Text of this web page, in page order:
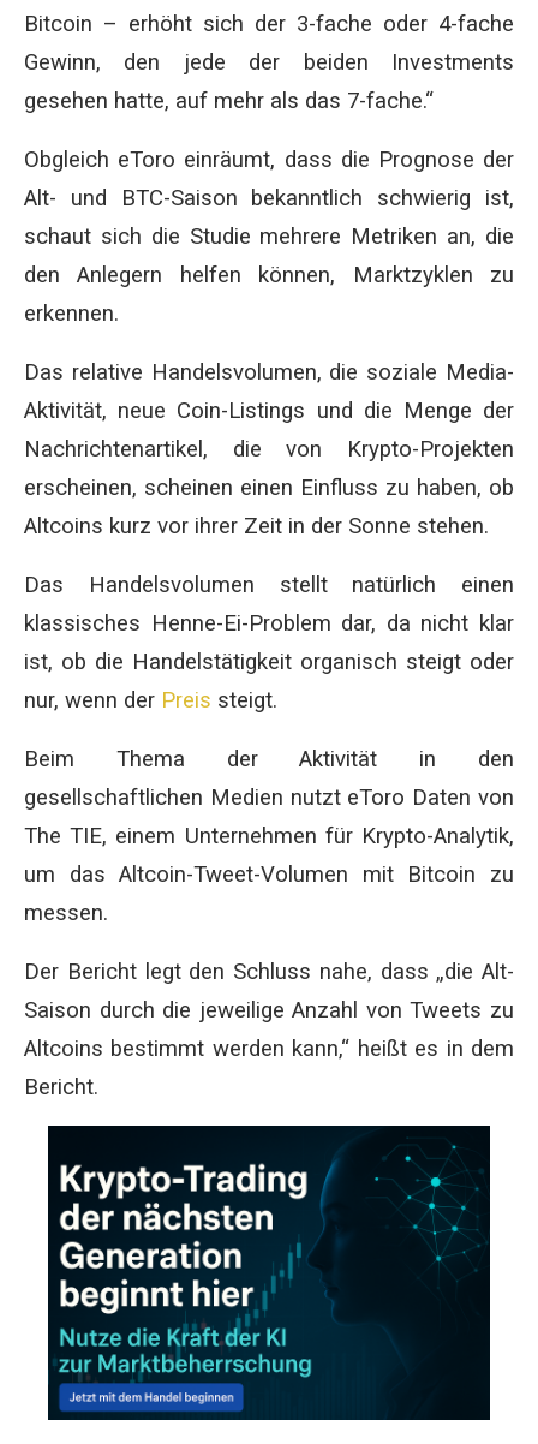
Bitcoin – erhöht sich der 3-fache oder 4-fache
Gewinn, den jede der beiden Investments
gesehen hatte, auf mehr als das 7-fache.“
Obgleich eToro einräumt, dass die Prognose der
Alt- und BTC-Saison bekanntlich schwierig ist,
schaut sich die Studie mehrere Metriken an, die
den Anlegern helfen können, Marktzyklen zu
erkennen.
Das relative Handelsvolumen, die soziale Media-
Aktivität, neue Coin-Listings und die Menge der
Nachrichtenartikel, die von Krypto-Projekten
erscheinen, scheinen einen Einfluss zu haben, ob
Altcoins kurz vor ihrer Zeit in der Sonne stehen.
Das Handelsvolumen stellt natürlich einen
klassisches Henne-Ei-Problem dar, da nicht klar
ist, ob die Handelstätigkeit organisch steigt oder
nur, wenn der Preis steigt.
Beim Thema der Aktivität in den
gesellschaftlichen Medien nutzt eToro Daten von
The TIE, einem Unternehmen für Krypto-Analytik,
um das Altcoin-Tweet-Volumen mit Bitcoin zu
messen.
Der Bericht legt den Schluss nahe, dass „die Alt-
Saison durch die jeweilige Anzahl von Tweets zu
Altcoins bestimmt werden kann,“ heißt es in dem
Bericht.